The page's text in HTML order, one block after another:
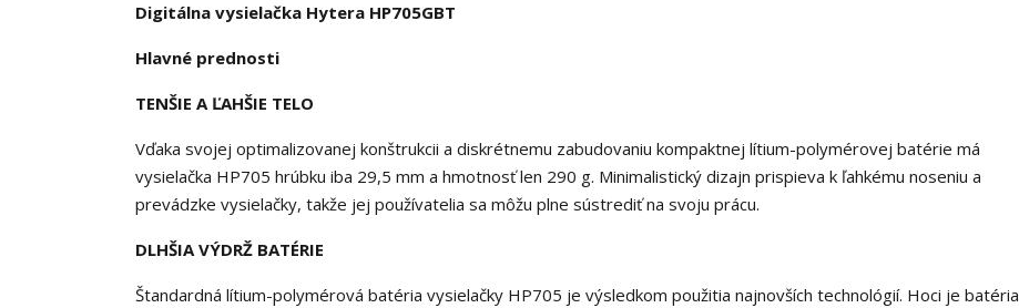
Digitálna vysielačka Hytera HP705GBT
Hlavné prednosti
TENŠIE A ĽAHŠIE TELO
Vďaka svojej optimalizovanej konštrukcii a diskrétnemu zabudovaniu kompaktnej lítium-polymérovej batérie má
vysielačka HP705 hrúbku iba 29,5 mm a hmotnosť len 290 g. Minimalistický dizajn prispieva k ľahkému noseniu a
prevádzke vysielačky, takže jej používatelia sa môžu plne sústrediť na svoju prácu.
DLHŠIA VÝDRŽ BATÉRIE
Štandardná lítium-polymérová batéria vysielačky HP705 je výsledkom použitia najnovších technológií. Hoci je batéria